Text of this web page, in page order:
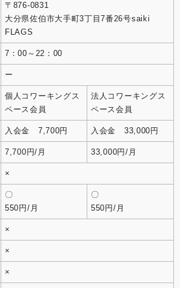
〒876-0831
大分県佐伯市大手町3丁目7番26号saiki
FLAGS
7：00～22：00
ー
個人コワーキングス
ペース会員
法人コワーキングス
ペース会員
入会金 7,700円 入会金 33,000円
7,700円/月 33,000円/月
×
〇
550円/月
〇
550円/月
×
×
×